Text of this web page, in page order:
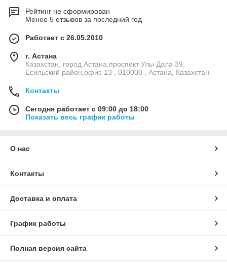
Рейтинг не сформирован
Менее 5 отзывов за последний год
Работает с 26.05.2010
г. Астана
Казахстан, город Астана,проспект Улы Дала 39,
Есильский район,офис 13 , 010000 , Астана, Казахстан
Контакты
Сегодня работает с 09:00 до 18:00
Показать весь график работы
О нас
Контакты
Доставка и оплата
График работы
Полная версия сайта